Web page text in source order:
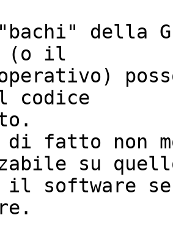
"bachi" della
(o il
operativo)
codice
di fatto non
su
il software